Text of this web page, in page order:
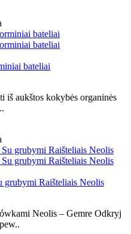
bateliai
iš aukštos kokybės organinės
grubymi Raišteliais Neolis
Neolis – Gemre Odkryj